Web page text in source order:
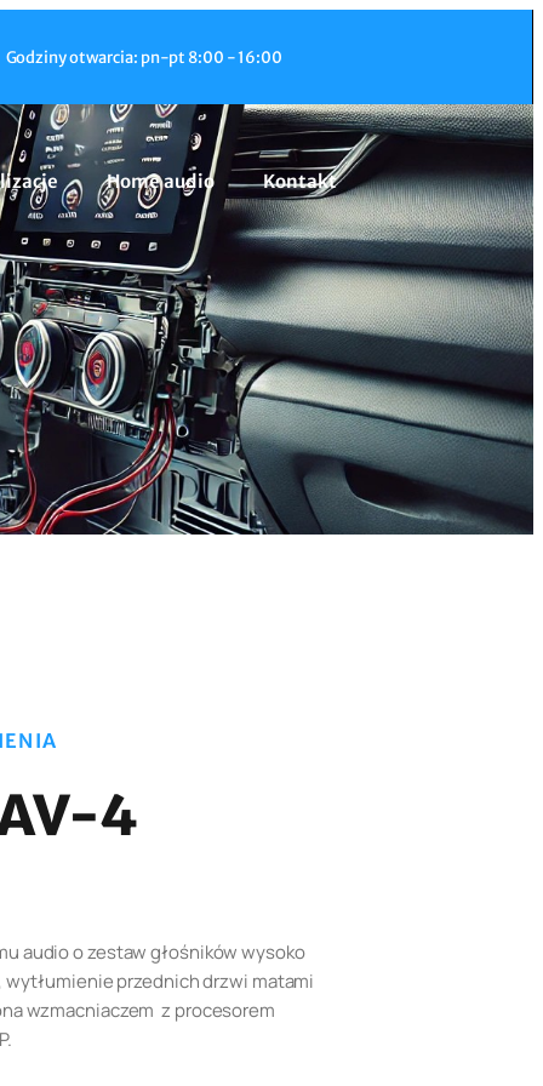
Godziny otwarcia: pn-pt 8:00 - 16:00
Home audio Kontakt
4
audio o zestaw głośników wysoko
przednich drzwi matami
wzmacniaczem z procesorem